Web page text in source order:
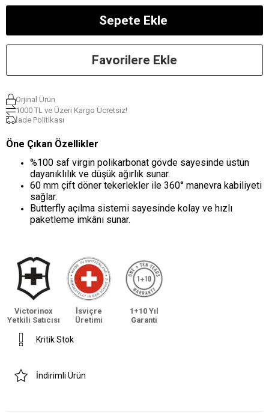
Favorilere Ekle
Orjinal Ürün
1000 TL ve Üzeri Kargo Ücretsiz!
İade Politikası
Öne Çıkan Özellikler
%100 saf virgin polikarbonat gövde sayesinde üstün
dayanıklılık ve düşük ağırlık sunar.
60 mm çift döner tekerlekler ile 360° manevra kabiliyeti
sağlar.
Butterfly açılma sistemi sayesinde kolay ve hızlı
paketleme imkânı sunar.
Victorinox
Yetkili Satıcısı
İsviçre
Üretimi
1+10 Yıl
Garanti
Kritik Stok
İndirimli Ürün